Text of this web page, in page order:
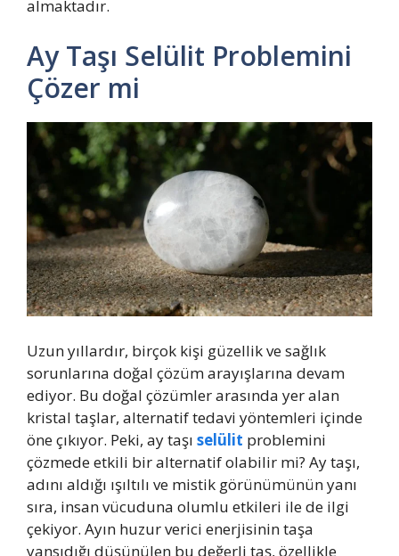
almaktadır.
Ay Taşı Selülit Problemini
Çözer mi
Uzun yıllardır, birçok kişi güzellik ve sağlık
sorunlarına doğal çözüm arayışlarına devam
ediyor. Bu doğal çözümler arasında yer alan
kristal taşlar, alternatif tedavi yöntemleri içinde
öne çıkıyor. Peki, ay taşı selülit problemini
çözmede etkili bir alternatif olabilir mi? Ay taşı,
adını aldığı ışıltılı ve mistik görünümünün yanı
sıra, insan vücuduna olumlu etkileri ile de ilgi
çekiyor. Ayın huzur verici enerjisinin taşa
yansıdığı düşünülen bu değerli taş, özellikle